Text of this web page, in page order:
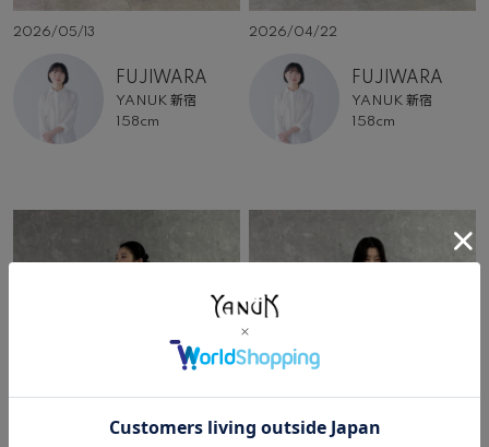
2026/05/13
FUJIWARA
YANUK 新宿
158cm
2026/04/22
FUJIWARA
YANUK 新宿
158cm